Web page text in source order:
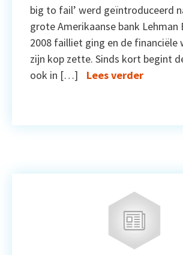
big to fail’ werd geïntroduceerd
grote Amerikaanse bank Lehman
2008 failliet ging en de financiële
zijn kop zette. Sinds kort begint
ook in […]
Lees verder